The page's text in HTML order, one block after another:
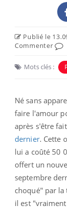
Publié le
Commenter
Mots clés :
Né sans
faire l'amour
après s'être
dernier. Cette
lui a coûté 50
offert un
septembre
choqué" par la
il est